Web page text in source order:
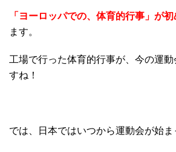
「ヨーロッパでの、体育的行事」が
ます。
工場で行った体育的行事が、今の運
すね！
では、日本ではいつから運動会が始ま